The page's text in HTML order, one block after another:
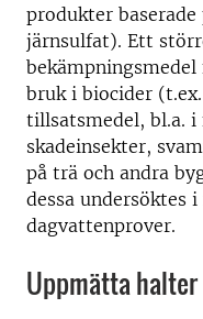
produkter
järnsulfat). Ett
bruk i biocider
tillsatsmedel, bl.a. i
skadeinsekter,
på trä och andra
dessa undersöktes
dagvattenprover.
Uppmätta halter